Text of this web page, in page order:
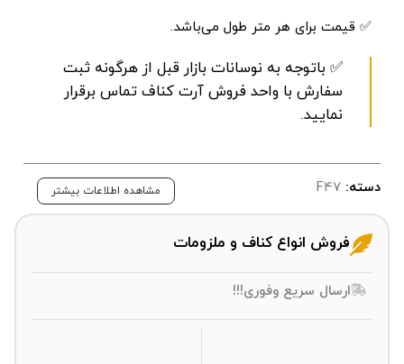
✅ قیمت برای هر متر طول می‌باشد.
✅ باتوجه به نوسانات بازار قبل از هرگونه ثبت
سفارش با واحد فروش آرت کناف تماس برقرار
نمایید.
دسته: F47 مشاهده اطلاعات بیشتر
فروش انواع کناف و ملزومات
ارسال سریع وفوری!!!